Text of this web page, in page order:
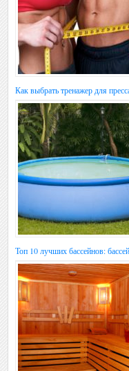
Как выбрать тренажер для
Топ 10 лучших бассейнов: